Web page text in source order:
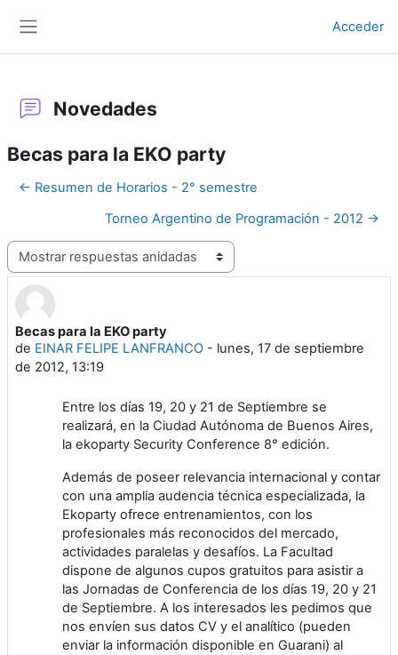
Acceder
Novedades
Becas para la EKO party
← Resumen de Horarios - 2° semestre
Torneo Argentino de Programación - 2012 →
Mostrar modo
Becas para la EKO party
de EINAR FELIPE LANFRANCO - lunes, 17 de septiembre
de 2012, 13:19
Número de respuestas: 0
Entre los días 19, 20 y 21 de Septiembre se
realizará, en la Ciudad Autónoma de Buenos Aires,
la ekoparty Security Conference 8° edición.
Además de poseer relevancia internacional y contar
con una amplia audencia técnica especializada, la
Ekoparty ofrece entrenamientos, con los
profesionales más reconocidos del mercado,
actividades paralelas y desafíos. La Facultad
dispone de algunos cupos gratuitos para asistir a
las Jornadas de Conferencia de los días 19, 20 y 21
de Septiembre. A los interesados les pedimos que
nos envíen sus datos CV y el analítico (pueden
enviar la información disponible en Guarani) al